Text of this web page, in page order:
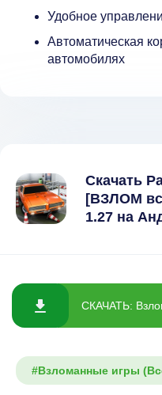
Удобное
Автоматическая
автомобилях
Скачать
[ВЗЛОМ
1.27 на
СКАЧАТЬ:
#Взломанные игры